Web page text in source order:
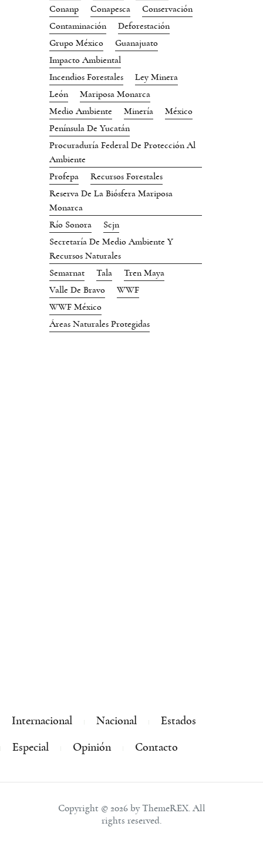
Conanp
Conapesca
Conservación
Contaminación
Deforestación
Grupo México
Guanajuato
Impacto Ambiental
Incendios Forestales
Ley Minera
León
Mariposa Monarca
Medio Ambiente
Minería
México
Península De Yucatán
Procuraduría Federal De Protección Al
Ambiente
Profepa
Recursos Forestales
Reserva De La Biósfera Mariposa
Monarca
Río Sonora
Scjn
Secretaría De Medio Ambiente Y
Recursos Naturales
Semarnat
Tala
Tren Maya
Valle De Bravo
WWF
WWF México
Áreas Naturales Protegidas
Internacional Nacional Estados
Especial Opinión Contacto
Copyright © 2026 by ThemeREX. All
rights reserved.